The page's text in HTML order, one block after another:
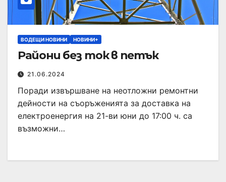
ВОДЕЩИ НОВИНИ НОВИНИ+
Райони без ток в петък
21.06.2024
Поради извършване на неотложни ремонтни
дейности на съоръженията за доставка на
електроенергия на 21-ви юни до 17:00 ч. са
възможни…